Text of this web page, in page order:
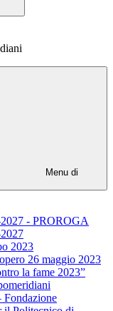
Menu di
- PROROGA
2023
26 maggio 2023
la fame 2023”